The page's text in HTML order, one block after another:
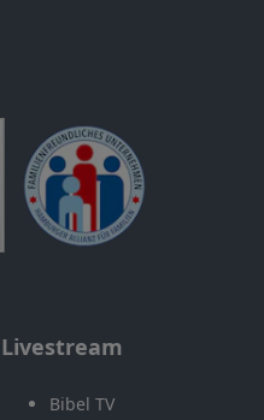
Livestream
Bibel TV